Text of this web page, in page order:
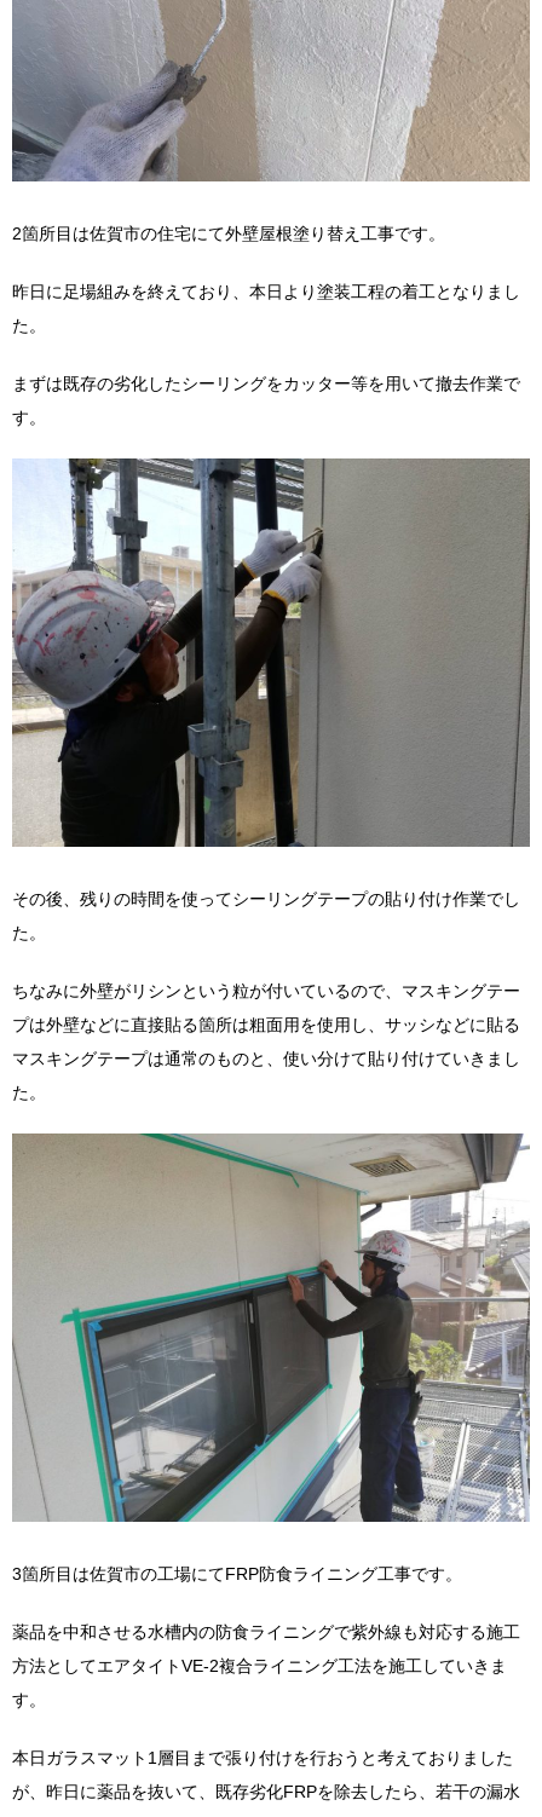
2箇所目は佐賀市の住宅にて外壁屋根塗り替え工事です。
昨日に足場組みを終えており、本日より塗装工程の着工となりまし
た。
まずは既存の劣化したシーリングをカッター等を用いて撤去作業で
す。
その後、残りの時間を使ってシーリングテープの貼り付け作業でし
た。
ちなみに外壁がリシンという粒が付いているので、マスキングテー
プは外壁などに直接貼る箇所は粗面用を使用し、サッシなどに貼る
マスキングテープは通常のものと、使い分けて貼り付けていきまし
た。
3箇所目は佐賀市の工場にてFRP防食ライニング工事です。
薬品を中和させる水槽内の防食ライニングで紫外線も対応する施工
方法としてエアタイトVE-2複合ライニング工法を施工していきま
す。
本日ガラスマット1層目まで張り付けを行おうと考えておりました
が、昨日に薬品を抜いて、既存劣化FRPを除去したら、若干の漏水